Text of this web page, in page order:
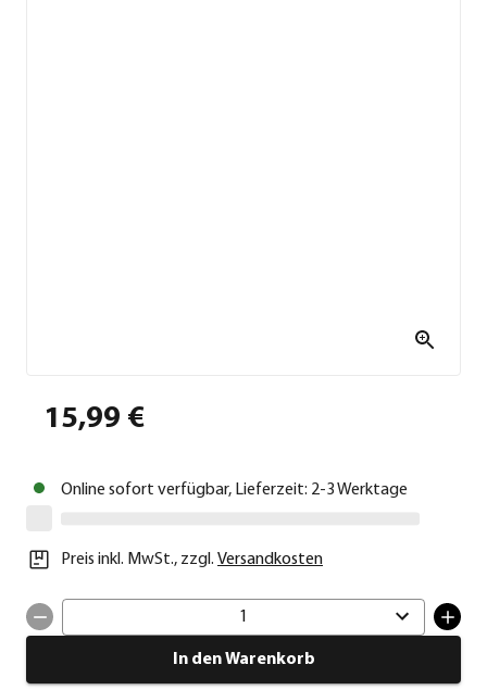
15,99 €
Online sofort verfügbar, Lieferzeit: 2-3 Werktage
Preis inkl. MwSt., zzgl. Versandkosten
1
In den Warenkorb